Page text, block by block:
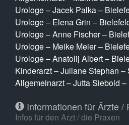
Urologe – Jacek Palka –
Urologe – Elena Grin –
Urologe – Anne Fischer –
Urologe – Meike Meier –
Urologe – Anatolij Albert –
Kinderarzt – Juliane Stephan –
Allgemeinarzt – Jutta Siebold –
Informationen für Ärzte /
Infos für den Arzt / die Praxen